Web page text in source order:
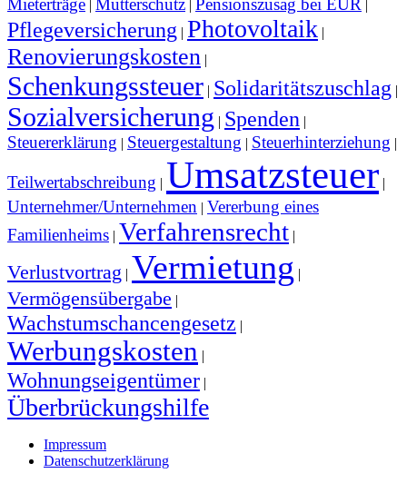
Mieterträge | Mutterschutz | Pensionszusag bei EÜR |
Pflegeversicherung | Photovoltaik |
Renovierungskosten |
Schenkungssteuer | Solidaritätszuschlag |
Sozialversicherung | Spenden |
Steuererklärung | Steuergestaltung | Steuerhinterziehung |
Teilwertabschreibung | Umsatzsteuer |
Unternehmer/Unternehmen | Vererbung eines
Familienheims | Verfahrensrecht |
Verlustvortrag | Vermietung |
Vermögensübergabe |
Wachstumschancengesetz |
Werbungskosten |
Wohnungseigentümer |
Überbrückungshilfe
Impressum
Datenschutzerklärung